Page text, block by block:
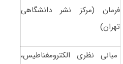
فرمان (مرکز نشر دانشگاهی
تهران)
مبانی نظری الکترومغناطیس،